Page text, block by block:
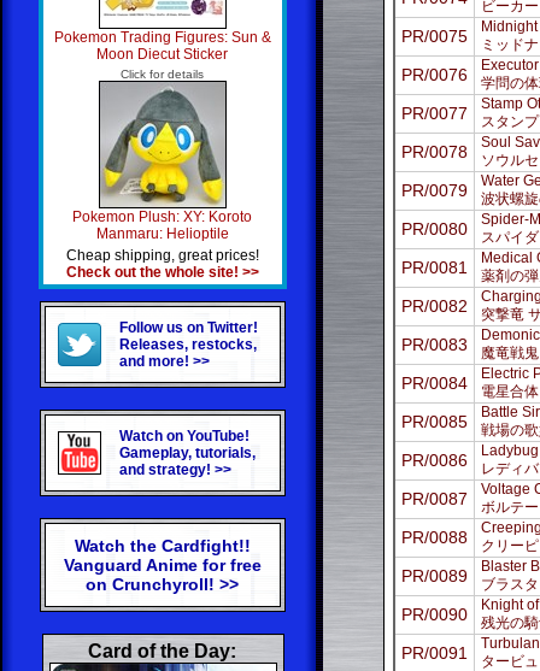
Pokemon Trading Figures: Sun &
Moon Diecut Sticker
Click for details
Pokemon Plush: XY: Koroto
Manmaru: Helioptile
Cheap shipping, great prices!
Check out the whole site! >>
Follow us on Twitter!
Releases, restocks,
and more! >>
Watch on YouTube!
Gameplay, tutorials,
and strategy! >>
Watch the Cardfight!!
Vanguard Anime for free
on Crunchyroll! >>
Card of the Day:
ビーカ
PR/0075
ミッド
PR/0076
学問の
PR/0077
Stamp
スタン
PR/0078
Soul
ソウル
PR/0079
Water
波状螺
PR/0080
Spider-
スパイ
PR/0081
Medical
薬剤の
PR/0082
突撃竜
PR/0083
魔竜戦
PR/0084
Electric
電星合
PR/0085
Battle
戦場の
PR/0086
レディ
PR/0087
Voltage
ボルテ
PR/0088
クリー
PR/0089
Blaster
ブラス
PR/0090
Knight
残光の
PR/0091
タービ